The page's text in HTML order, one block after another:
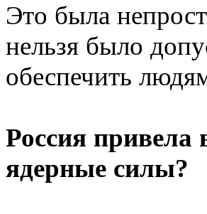
Это была
нельзя было
обеспечить
Россия привела
ядерные силы?